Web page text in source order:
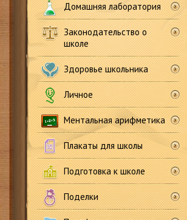
Домашняя лаборатория
Законодательство о
школе
Здоровье школьника
Личное
Ментальная арифметика
Плакаты для школы
Подготовка к школе
Поделки